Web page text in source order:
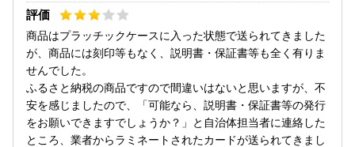
商品はプラッチックケースに入った状態で送られてきました
が、商品には刻印等もなく、説明書・保証書等も全く有りま
せんでした。
ふるさと納税の商品ですので間違いはないと思いますが、不
安を感じましたので、「可能なら、説明書・保証書等の発行
をお願いできますでしょうか？」と自治体担当者に連絡した
ところ、業者からラミネートされたカードが送られてきまし